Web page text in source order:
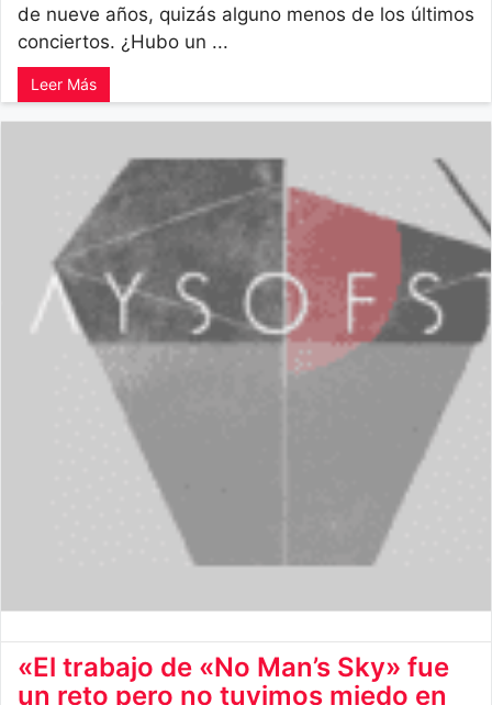
de nueve años, quizás alguno menos de los últimos
conciertos. ¿Hubo un ...
Leer Más
«El trabajo de «No Man’s Sky» fue
un reto pero no tuvimos miedo en